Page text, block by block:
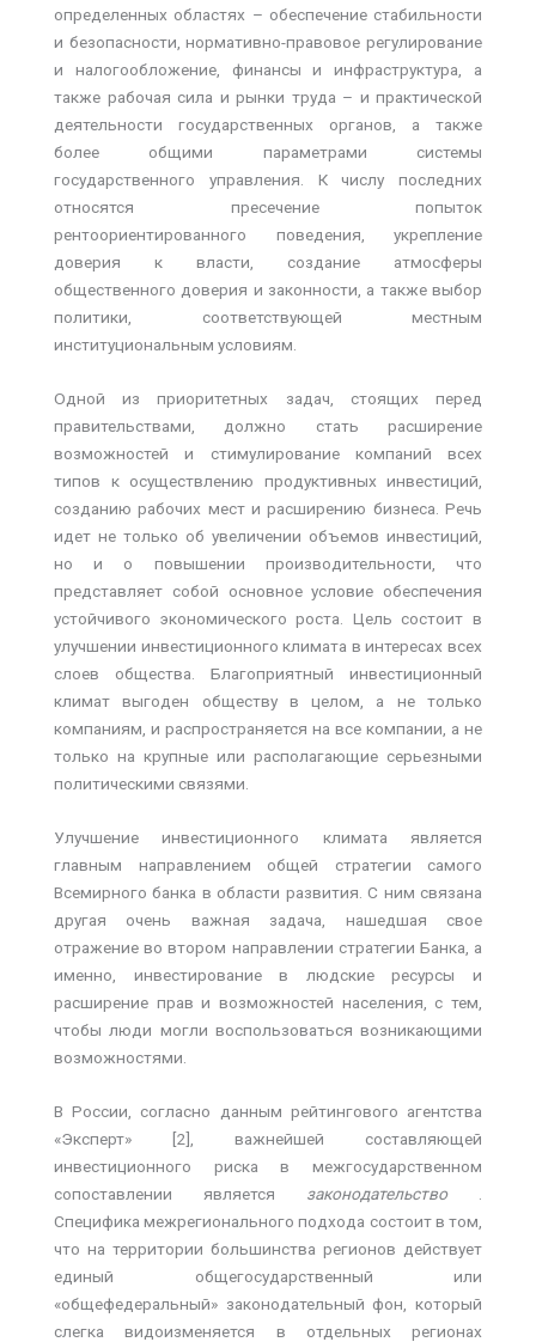
определенных областях – обеспечение стабильности
и безопасности, нормативно-правовое регулирование
и налогообложение, финансы и инфраструктура, а
также рабочая сила и рынки труда – и практической
деятельности государственных органов, а также
более общими параметрами системы
государственного управления. К числу последних
относятся пресечение попыток
рентоориентированного поведения, укрепление
доверия к власти, создание атмосферы
общественного доверия и законности, а также выбор
политики, соответствующей местным
институциональным условиям.
Одной из приоритетных задач, стоящих перед
правительствами, должно стать расширение
возможностей и стимулирование компаний всех
типов к осуществлению продуктивных инвестиций,
созданию рабочих мест и расширению бизнеса. Речь
идет не только об увеличении объемов инвестиций,
но и о повышении производительности, что
представляет собой основное условие обеспечения
устойчивого экономического роста. Цель состоит в
улучшении инвестиционного климата в интересах всех
слоев общества. Благоприятный инвестиционный
климат выгоден обществу в целом, а не только
компаниям, и распространяется на все компании, а не
только на крупные или располагающие серьезными
политическими связями.
Улучшение инвестиционного климата является
главным направлением общей стратегии самого
Всемирного банка в области развития. С ним связана
другая очень важная задача, нашедшая свое
отражение во втором направлении стратегии Банка, а
именно, инвестирование в людские ресурсы и
расширение прав и возможностей населения, с тем,
чтобы люди могли воспользоваться возникающими
возможностями.
В России, согласно данным рейтингового агентства
«Эксперт» [2], важнейшей составляющей
инвестиционного риска в межгосударственном
сопоставлении является законодательство
Специфика межрегионального подхода состоит в том,
что на территории большинства регионов действует
единый общегосударственный или
«общефедеральный» законодательный фон, который
слегка видоизменяется в отдельных регионах